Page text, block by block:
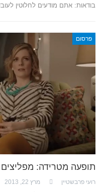
בודאות: אתם מודעים לחלוטין
פרסום
תופעה מטרידה:
רועי פרבשטיין מרץ 22, 2013